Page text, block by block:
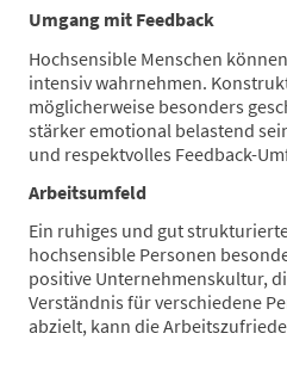
Umgang mit Feedback
Hochsensible Menschen
intensiv wahrnehmen.
möglicherweise besonders
stärker emotional belastend
und respektvolles Feedback-
Arbeitsumfeld
Ein ruhiges und gut
hochsensible Personen
positive Unternehmenskultur,
Verständnis für verschiedene
abzielt, kann die